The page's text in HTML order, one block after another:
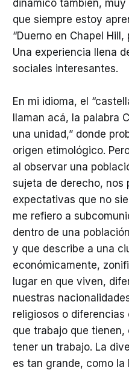
dinámico también,
que siempre estoy
“Duerno en Chapel
Una experiencia llena
sociales interesantes.
En mi idioma, el
llaman acá, la palabra
una unidad,” donde
origen etimológico.
al observar una
sujeta de derecho, nos
expectativas que no
me refiero a
dentro de una
y que describe a una
económicamente,
lugar en que viven,
nuestras
religiosos o
que trabajo que
tener un trabajo. La
es tan grande, como la